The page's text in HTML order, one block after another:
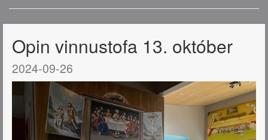
Opin vinnustofa 13. október
2024-09-26